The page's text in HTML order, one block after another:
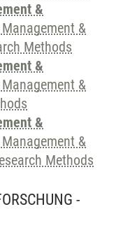
&
&
Methods
&
&
&
&
Methods
-